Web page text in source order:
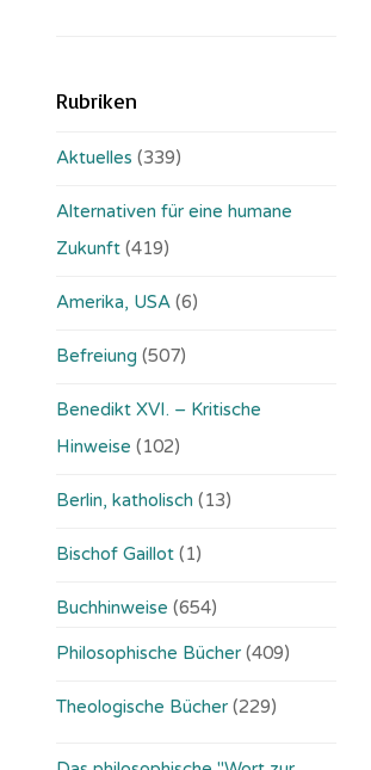
Rubriken
Aktuelles (339)
Alternativen für eine humane
Zukunft (419)
Amerika, USA (6)
Befreiung (507)
Benedikt XVI. – Kritische
Hinweise (102)
Berlin, katholisch (13)
Bischof Gaillot (1)
Buchhinweise (654)
Philosophische Bücher (409)
Theologische Bücher (229)